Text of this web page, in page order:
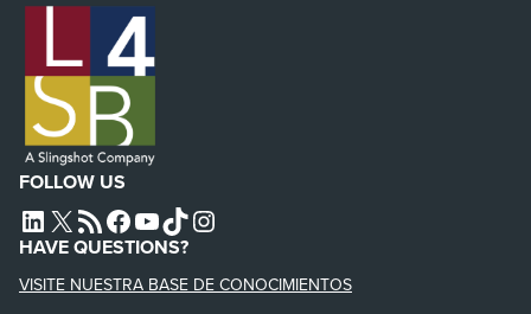
FOLLOW US
L4SB LINKEDIN
X L4SB RSS FEEDL4SB FACEBOOK
L4SB YOUTUBE
TIKTOKINSTAGRAM
HAVE QUESTIONS?
VISITE NUESTRA BASE DE CONOCIMIENTOS